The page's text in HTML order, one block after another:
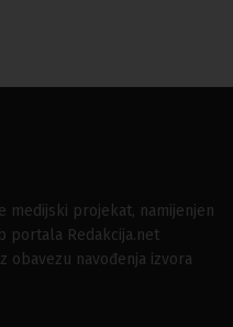
medijski projekat, namijenjen
portala Redakcija.net
obavezu navođenja izvora